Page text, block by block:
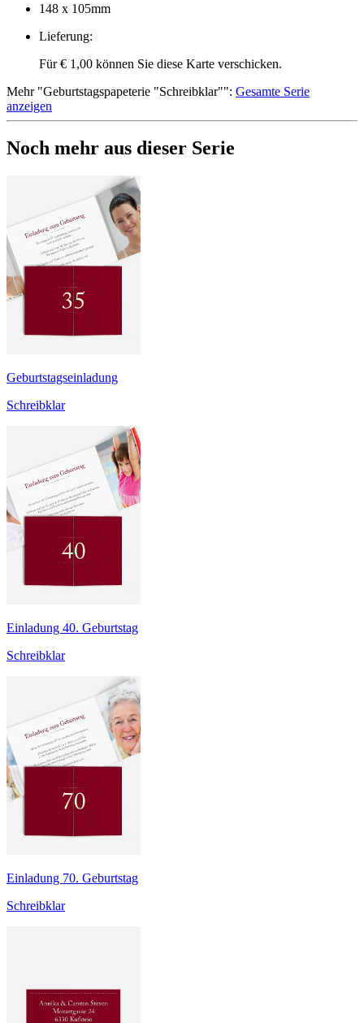
148 x 105mm
Lieferung:
Für € 1,00 können Sie diese Karte verschicken.
Mehr"Geburtstagspapeterie "Schreibklar"": Gesamte Serie
anzeigen
Noch mehr aus dieser Serie
Geburtstagseinladung
Schreibklar
Einladung 40. Geburtstag
Schreibklar
Einladung 70. Geburtstag
Schreibklar